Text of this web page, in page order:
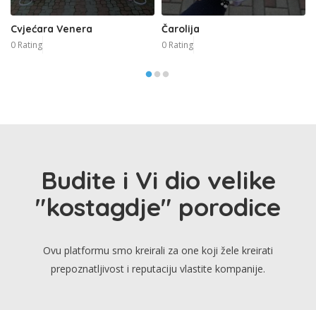
Cvjećara Venera
0 Rating
Čarolija
0 Rating
Budite i Vi dio velike
"kostagdje" porodice
Ovu platformu smo kreirali za one koji žele kreirati
prepoznatljivost i reputaciju vlastite kompanije.